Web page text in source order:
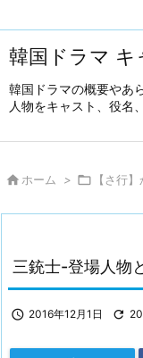
韓国ドラマ キ
韓国ドラマの概要やあ
人物をキャスト、役名
 ホーム >  【さ行
三銃士-登場人物
 2016年12月1日 